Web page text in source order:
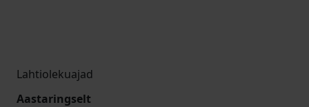
Lahtiolekuajad
Aastaringselt